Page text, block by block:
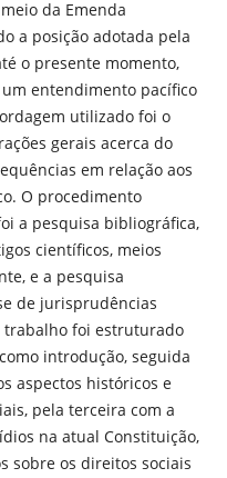
da Emenda
a posição adotada pela
o presente momento,
entendimento pacífico
utilizado foi o
gerais acerca do
em relação aos
O procedimento
a pesquisa bibliográfica,
científicos, meios
e a pesquisa
de jurisprudências
foi estruturado
introdução, seguida
aspectos históricos e
pela terceira com a
na atual Constituição,
sobre os direitos sociais